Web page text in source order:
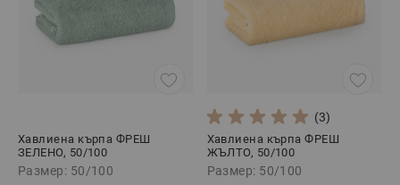
Хавлиена кърпа ФРЕШ
ЗЕЛЕНО, 50/100
Размер: 50/100
(3)
Хавлиена кърпа ФРЕШ
ЖЪЛТО, 50/100
Размер: 50/100